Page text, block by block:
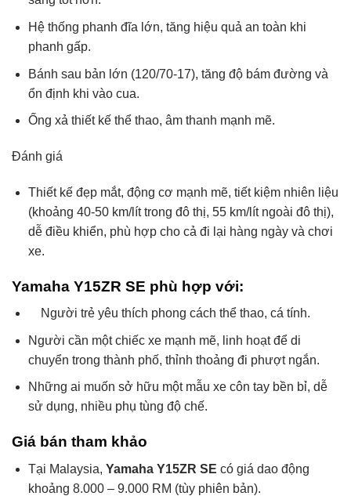
Hệ thống phanh đĩa lớn, tăng hiệu quả an toàn khi
phanh gấp.
Bánh sau bản lớn (120/70-17), tăng độ bám đường và
ổn định khi vào cua.
Ống xả thiết kế thể thao, âm thanh mạnh mẽ.
Đánh giá
Thiết kế đẹp mắt, động cơ mạnh mẽ, tiết kiệm nhiên liệu
(khoảng 40-50 km/lít trong đô thị, 55 km/lít ngoài đô thị),
dễ điều khiển, phù hợp cho cả đi lại hàng ngày và chơi
xe.
Yamaha Y15ZR SE phù hợp với:
Người trẻ yêu thích phong cách thể thao, cá tính.
Người cần một chiếc xe mạnh mẽ, linh hoạt để di
chuyển trong thành phố, thỉnh thoảng đi phượt ngắn.
Những ai muốn sở hữu một mẫu xe côn tay bền bỉ, dễ
sử dụng, nhiều phụ tùng độ chế.
Giá bán tham khảo
Tại Malaysia, Yamaha Y15ZR SE có giá dao động
khoảng 8.000 – 9.000 RM (tùy phiên bản).